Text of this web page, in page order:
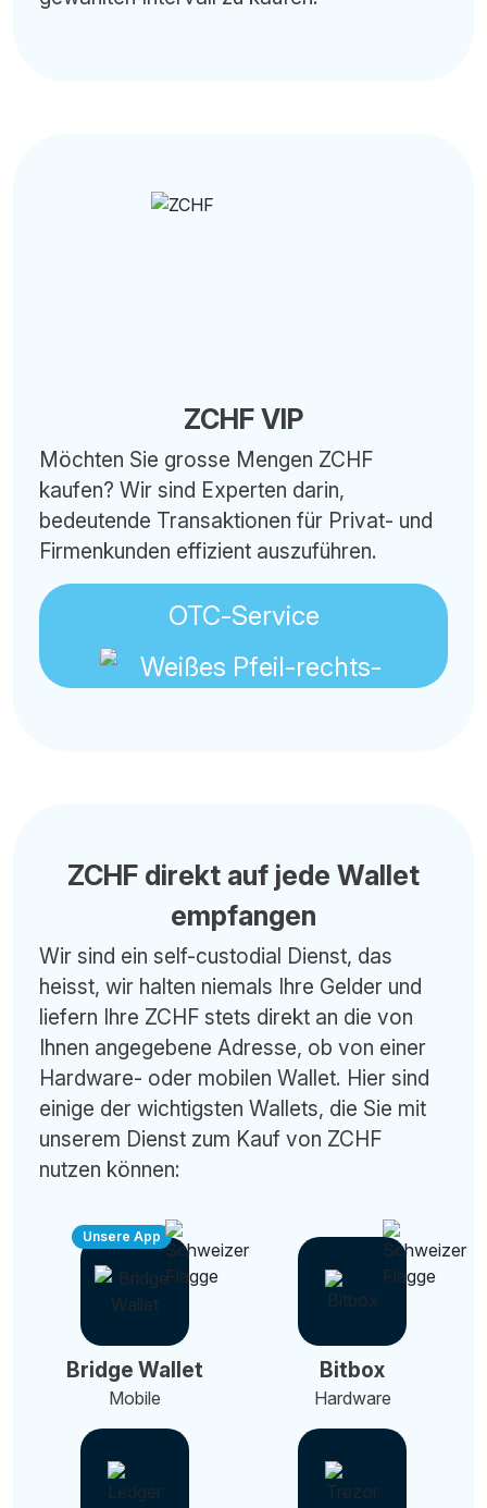
ZCHF VIP
Möchten Sie grosse Mengen ZCHF
kaufen? Wir sind Experten darin,
bedeutende Transaktionen für Privat- und
Firmenkunden effizient auszuführen.
OTC-Service
ZCHF direkt auf jede Wallet
empfangen
Wir sind ein self-custodial Dienst, das
heisst, wir halten niemals Ihre Gelder und
liefern Ihre ZCHF stets direkt an die von
Ihnen angegebene Adresse, ob von einer
Hardware- oder mobilen Wallet. Hier sind
einige der wichtigsten Wallets, die Sie mit
unserem Dienst zum Kauf von ZCHF
nutzen können:
Unsere App
Bridge Wallet
Mobile
Bitbox
Hardware